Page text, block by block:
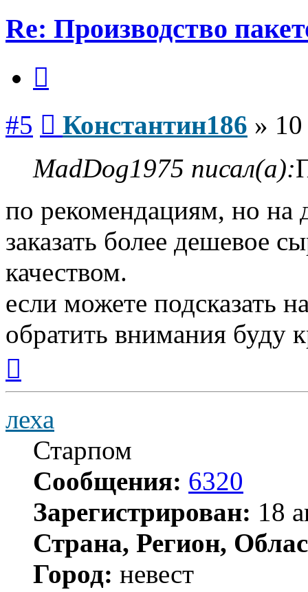
Re: Производство
#5 Константин186 »
MadDog1975 писал(а):
по рекомендациям, но
заказать более дешевое
качеством.
если можете подсказать
обратить внимания буду
началу
леха
Старпом
Сообщения: 6320
Зарегистрирован: 18
Страна, Регион,
Город: невест